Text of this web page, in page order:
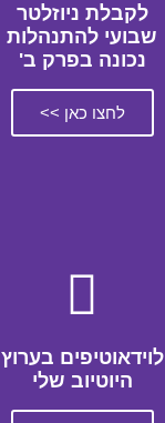
לקבלת ניוזלטר
שבועי להתנהלות
נכונה בפרק ב'
לחצו כאן >>
לוידאוטיפים בערוץ
היוטיוב שלי